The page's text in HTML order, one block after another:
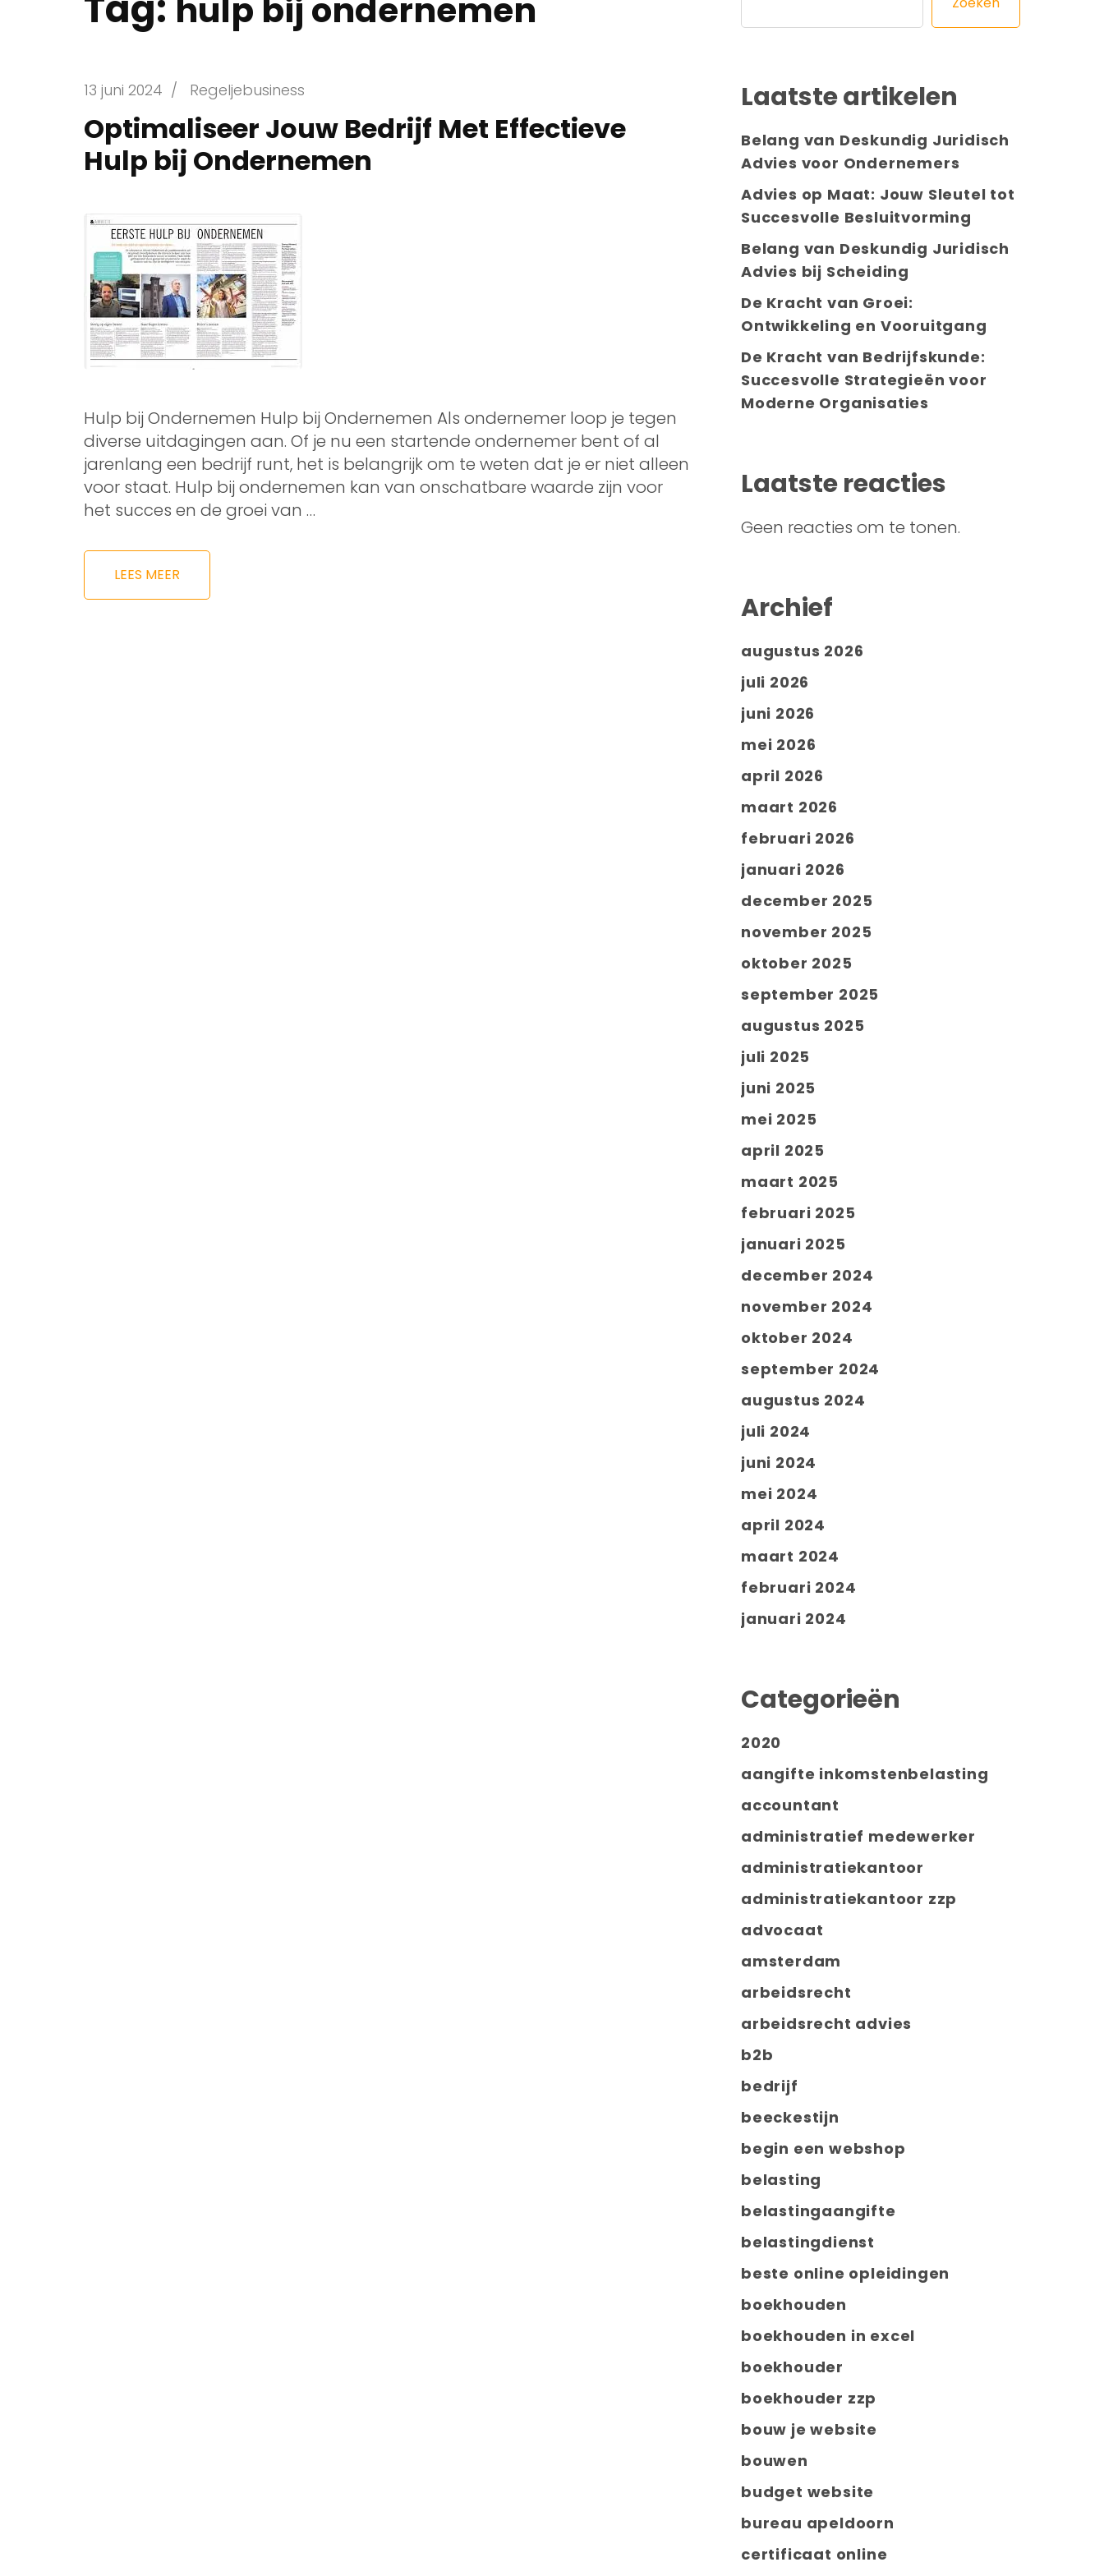
hulp bij ondernemen
13 juni 2024 / Regeljebusiness
Optimaliseer Jouw Bedrijf Met Effectieve
Hulp bij Ondernemen
Hulp bij Ondernemen Hulp bij Ondernemen Als ondernemer loop je tegen
diverse uitdagingen aan. Of je nu een startende ondernemer bent of al
jarenlang een bedrijf runt, het is belangrijk om te weten dat je er niet alleen
voor staat. Hulp bij ondernemen kan van onschatbare waarde zijn voor
het succes en de groei van …
LEES MEER
Laatste artikelen
Belang van Deskundig Juridisch
Advies voor Ondernemers
Advies op Maat: Jouw Sleutel tot
Succesvolle Besluitvorming
Belang van Deskundig Juridisch
Advies bij Scheiding
De Kracht van Groei:
Ontwikkeling en Vooruitgang
De Kracht van Bedrijfskunde:
Succesvolle Strategieën voor
Moderne Organisaties
Laatste reacties
Geen reacties om te tonen.
Archief
augustus 2026
juli 2026
juni 2026
mei 2026
april 2026
maart 2026
februari 2026
januari 2026
december 2025
november 2025
oktober 2025
september 2025
augustus 2025
juli 2025
juni 2025
mei 2025
april 2025
maart 2025
februari 2025
januari 2025
december 2024
november 2024
oktober 2024
september 2024
augustus 2024
juli 2024
juni 2024
mei 2024
april 2024
maart 2024
februari 2024
januari 2024
Categorieën
2020
aangifte inkomstenbelasting
accountant
administratief medewerker
administratiekantoor
administratiekantoor zzp
advocaat
amsterdam
arbeidsrecht
arbeidsrecht advies
b2b
bedrijf
beeckestijn
begin een webshop
belasting
belastingaangifte
belastingdienst
beste online opleidingen
boekhouden
boekhouden in excel
boekhouder
boekhouder zzp
bouw je website
bouwen
budget website
bureau apeldoorn
certificaat online